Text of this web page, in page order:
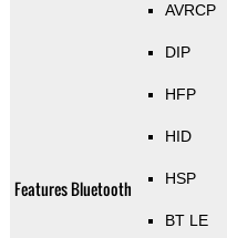
Features Bluetooth
AVRCP
DIP
HFP
HID
HSP
BT LE